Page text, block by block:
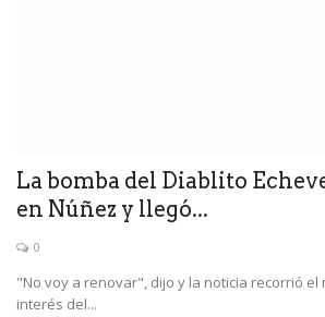
La bomba del Diablito
en Núñez y llegó...
0
"No voy a renovar", dijo y la noticia recorrió el
interés del...